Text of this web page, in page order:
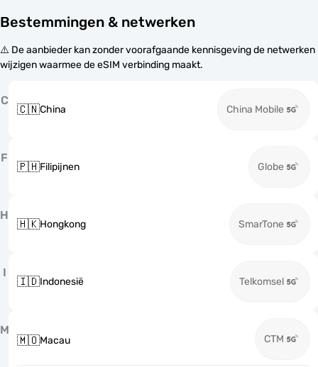
Bestemmingen & netwerken
⚠️ De aanbieder kan zonder voorafgaande kennisgeving de netwerken
wijzigen waarmee de eSIM verbinding maakt.
C
🇨🇳China China Mobile
F
🇵🇭Filipijnen Globe
H
🇭🇰Hongkong SmarTone
I
🇮🇩Indonesië Telkomsel
M
🇲🇴Macau CTM